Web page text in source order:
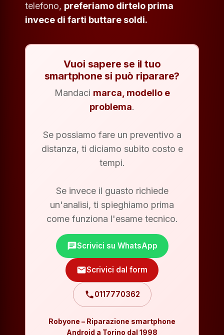
telefono, preferiamo dirtelo prima
invece di farti buttare soldi.
Vuoi sapere se il tuo
smartphone si può riparare?
Mandaci marca, modello e
problema.
Se possiamo fare un preventivo a
distanza, ti diciamo subito costo e
tempi.
Se invece il guasto richiede
un'analisi, ti spieghiamo prima
come funziona l'esame tecnico.
chatScrivici su WhatsApp
mailScrivici dal form
phone0117770362
Robyone – Riparazione smartphone
Android a Torino dal 1998